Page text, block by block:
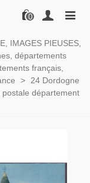
0
IMAGES PIEUSES,
départements
français,
>
24 Dordogne
département